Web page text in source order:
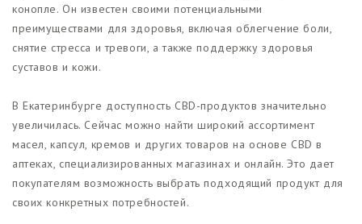
конопле. Он известен своими потенциальными
преимуществами для здоровья, включая облегчение боли,
снятие стресса и тревоги, а также поддержку здоровья
суставов и кожи.
В Екатеринбурге доступность CBD-продуктов значительно
увеличилась. Сейчас можно найти широкий ассортимент
масел, капсул, кремов и других товаров на основе CBD в
аптеках, специализированных магазинах и онлайн. Это дает
покупателям возможность выбрать подходящий продукт для
своих конкретных потребностей.